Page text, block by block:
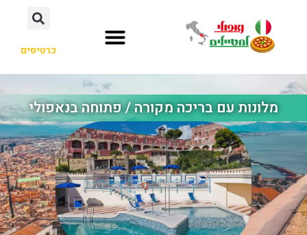
כרטיסים
מלונות עם בריכה מקורה / פתוחה בנאפולי